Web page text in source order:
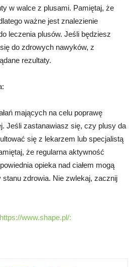
w walce z plusami. Pamiętaj, że
ważne jest znalezienie
leczenia plusów. Jeśli będziesz
do zdrowych nawyków, z
rezultaty.
mających na celu poprawę
Jeśli zastanawiasz się, czy plusy da
się z lekarzem lub specjalistą
że regularna aktywność
opieka nad ciałem mogą
zdrowia. Nie zwlekaj, zacznij
www.shape.pl/: